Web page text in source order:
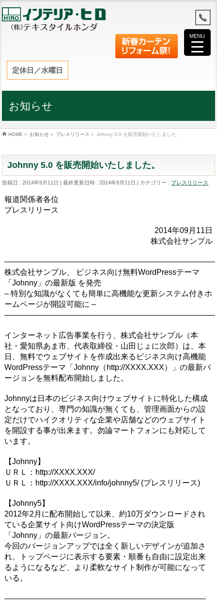
定休日／水曜日
お知らせ
HOME » お知らせ » プレスリリース » Johnny 5.0 を販売開始いたしました。
Johnny 5.0 を販売開始いたしました。
投稿日 : 2014年9月11日 最終更新日時 : 2014年9月11日 カテゴリー : プレスリリース
報道関係者各位
プレスリリース
2014年09月11日
株式会社サンプル
株式会社サンプル、 ビジネス向け無料WordPressテーマ
「Johnny」の最新版 を発売
– 特別な知識がなくても簡単に高機能な更新システム付きホ
ームページが開設可能に –
インターネット広告事業を行う、株式会社サンプル（本
社・愛知県あま市、代表取締役・山田じょに次郎）は、本
日、無料でウェブサイトを作成出来るビジネス向け高機能
WordPressテーマ「Johnny（http://XXXX.XXX）」の最新バ
ージョンを無料配布開始しました。
Johnnyは日本のビジネス向けウェブサイトに特化した構成
となっており、専門の知識が無くても、管理画面からの設
定だけでハイクオリティな企業や店舗などのウェブサイト
を開設する事が出来ます。勿論マートフォンにも対応して
います。
【Johnny】
ＵＲＬ：http://XXXX.XXX/
ＵＲＬ：http://XXXX.XXX/info/johnny5/ (プレスリリース)
【Johnny5】
2012年2月に配布開始して以来、約10万ダウンロードされ
ている企業サイト向けWordPressテーマの決定版
「Johnny」の最新バージョン。
今回のバージョンアップでは全く新しいデザインが追加さ
れ、トップページに表示する要素・順番も自由に設定出来
るようになるなど、より柔軟なサイト制作が可能になって
いる。
――――――――――――――――――――――――――
MENU